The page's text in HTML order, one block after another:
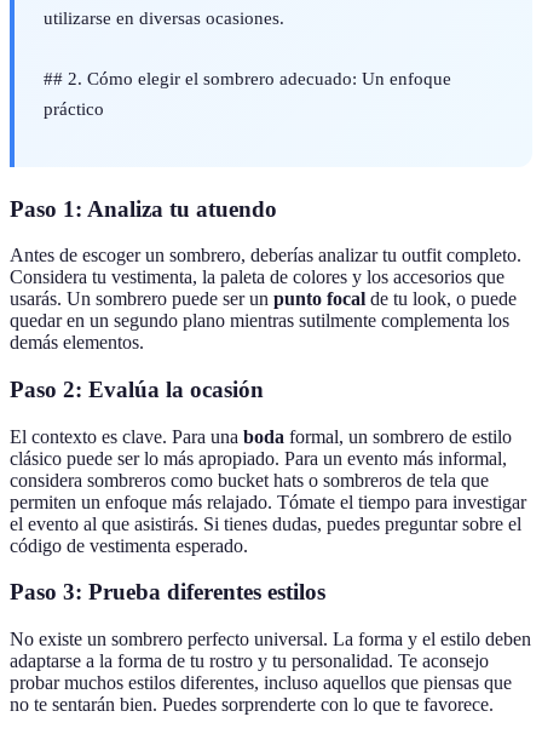
utilizarse en diversas ocasiones.
## 2. Cómo elegir el sombrero adecuado: Un enfoque
práctico
Paso 1: Analiza tu atuendo
Antes de escoger un sombrero, deberías analizar tu outfit completo.
Considera tu vestimenta, la paleta de colores y los accesorios que
usarás. Un sombrero puede ser un punto focal de tu look, o puede
quedar en un segundo plano mientras sutilmente complementa los
demás elementos.
Paso 2: Evalúa la ocasión
El contexto es clave. Para una boda formal, un sombrero de estilo
clásico puede ser lo más apropiado. Para un evento más informal,
considera sombreros como bucket hats o sombreros de tela que
permiten un enfoque más relajado. Tómate el tiempo para investigar
el evento al que asistirás. Si tienes dudas, puedes preguntar sobre el
código de vestimenta esperado.
Paso 3: Prueba diferentes estilos
No existe un sombrero perfecto universal. La forma y el estilo deben
adaptarse a la forma de tu rostro y tu personalidad. Te aconsejo
probar muchos estilos diferentes, incluso aquellos que piensas que
no te sentarán bien. Puedes sorprenderte con lo que te favorece.